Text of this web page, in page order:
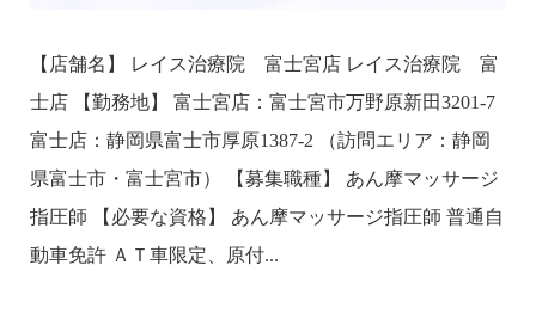
【店舗名】 レイス治療院 富士宮店 レイス治療院 富
士店 【勤務地】 富士宮店：富士宮市万野原新田3201-7
富士店：静岡県富士市厚原1387-2 （訪問エリア：静岡
県富士市・富士宮市） 【募集職種】 あん摩マッサージ
指圧師 【必要な資格】 あん摩マッサージ指圧師 普通自
動車免許 ＡＴ車限定、原付...